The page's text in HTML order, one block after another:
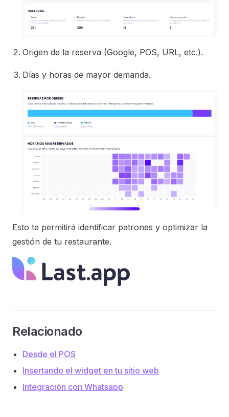
Origen de la reserva (Google, POS, URL, etc.).
Días y horas de mayor demanda.
Esto te permitirá identificar patrones y optimizar la
gestión de tu restaurante.
Relacionado
Desde el POS
Insertando el widget en tu sitio web
Integración con Whatsapp